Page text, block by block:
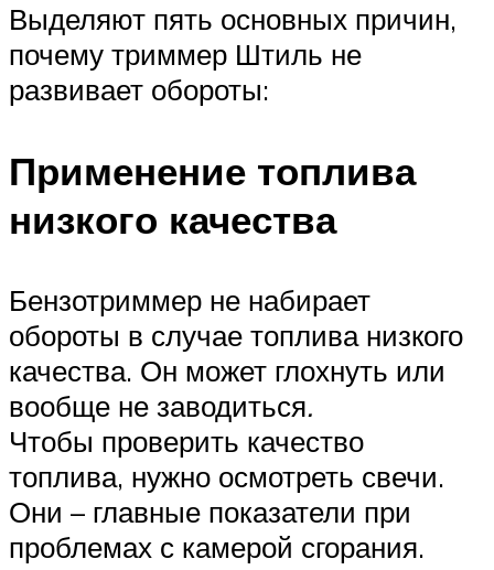
Выделяют пять основных причин,
почему триммер Штиль не
развивает обороты:
Применение топлива
низкого качества
Бензотриммер не набирает
обороты в случае топлива низкого
качества. Он может глохнуть или
вообще не заводиться.
Чтобы проверить качество
топлива, нужно осмотреть свечи.
Они – главные показатели при
проблемах с камерой сгорания.